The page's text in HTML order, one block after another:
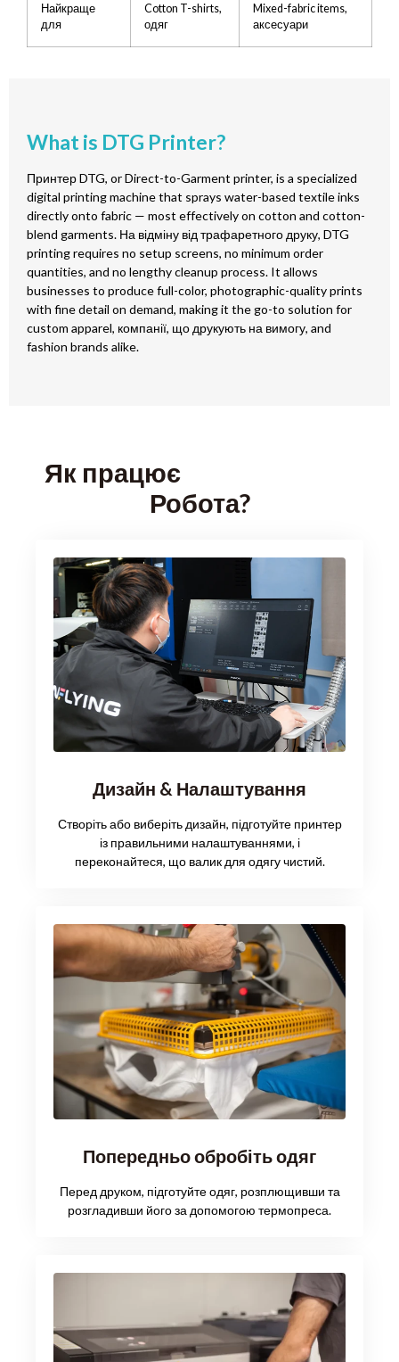
Найкраще
для
Cotton T-shirts,
одяг
Mixed-fabric items,
аксесуари
What is DTG Printer?
Принтер DTG, or Direct-to-Garment printer, is a specialized
digital printing machine that sprays water-based textile inks
directly onto fabric — most effectively on cotton and cotton-
blend garments. На відміну від трафаретного друку, DTG
printing requires no setup screens, no minimum order
quantities, and no lengthy cleanup process. It allows
businesses to produce full-color, photographic-quality prints
with fine detail on demand, making it the go-to solution for
custom apparel, компанії, що друкують на вимогу, and
fashion brands alike.
Як працює
Робота?
Дизайн & Налаштування
Створіть або виберіть дизайн, підготуйте принтер
із правильними налаштуваннями, і
переконайтеся, що валик для одягу чистий.
Попередньо обробіть одяг
Перед друком, підготуйте одяг, розплющивши та
розгладивши його за допомогою термопреса.